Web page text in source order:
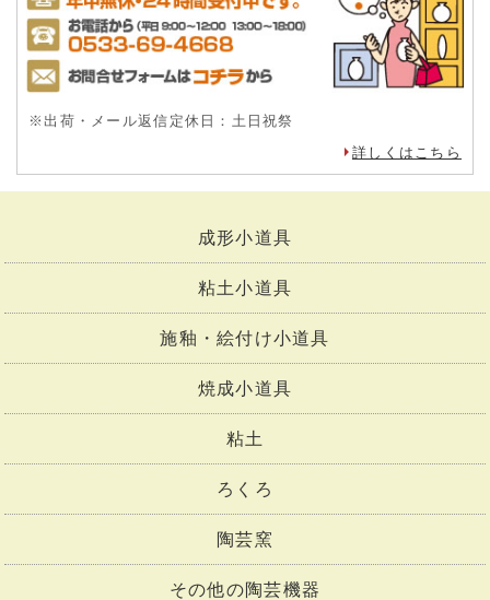
※出荷・メール返信定休日：土日祝祭
詳しくはこちら
成形小道具
粘土小道具
施釉・絵付け小道具
焼成小道具
粘土
ろくろ
陶芸窯
その他の陶芸機器